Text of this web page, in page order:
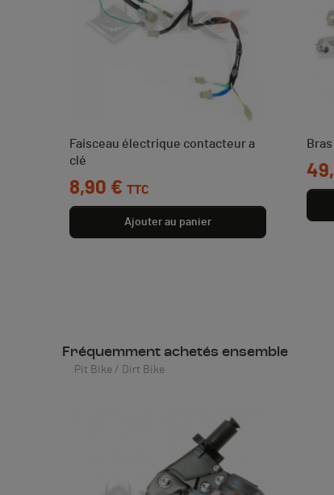
Faisceau électrique contacteur a
clé
Prix
8,90 € TTC
Ajouter au panier
Prix
Fréquemment achetés ensemble
Pit Bike / Dirt Bike